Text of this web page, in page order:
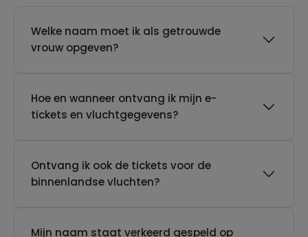
Welke naam moet ik als getrouwde
vrouw opgeven?
Hoe en wanneer ontvang ik mijn e-
tickets en vluchtgegevens?
Ontvang ik ook de tickets voor de
binnenlandse vluchten?
Mijn naam staat verkeerd gespeld op